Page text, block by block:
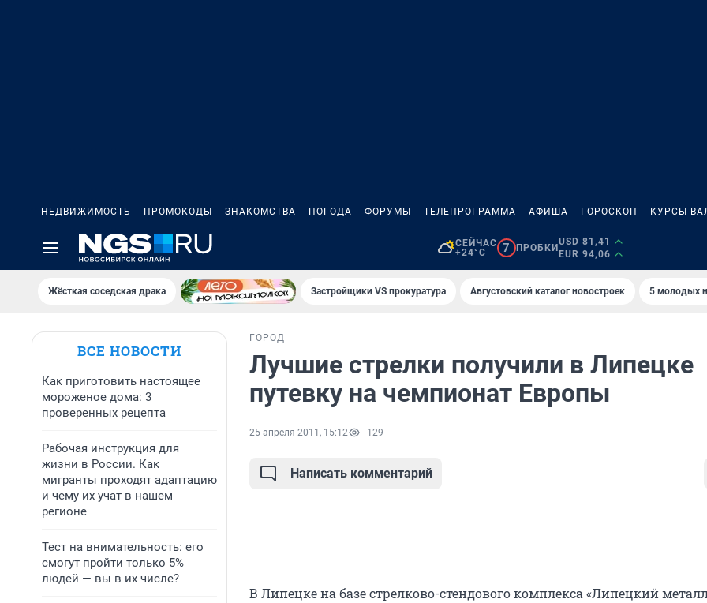
НЕДВИЖИМОСТЬ ПРОМОКОДЫ ЗНАКОМСТВА ПОГОДА ФОРУМЫ ТЕЛЕПРОГРАММА АФИША ГОРОСКОП КУРСЫ
СЕЙЧАС
+24°C
7 ПРОБКИ
USD 81,41
EUR 94,06
Жёсткая соседская драка Застройщики VS прокуратура Августовский каталог новостроек 5 молодых
ВСЕ НОВОСТИ
Как приготовить настоящее
мороженое дома: 3
проверенных рецепта
Рабочая инструкция для
жизни в России. Как
мигранты проходят адаптацию
и чему их учат в нашем
регионе
Тест на внимательность: его
смогут пройти только 5%
людей — вы в их числе?
ГОРОД
Лучшие стрелки получили в Липецке
путевку на чемпионат Европы
25 апреля 2011, 15:12 129
Написать комментарий
В Липецке на базе стрелково-стендового комплекса «Липецкий